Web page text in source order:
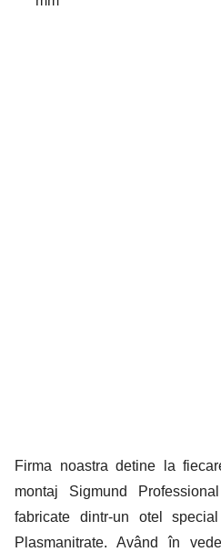
Firma noastra detine la
montaj Sigmund
fabricate dintr-un otel
Plasmanitrate. Având în